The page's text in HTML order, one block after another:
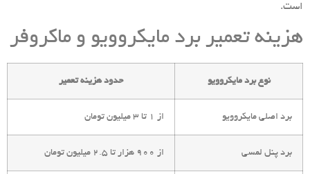
است.
هزینه تعمیر برد مایکروویو و ماکروفر
نوع برد مایکروویو حدود هزینه تعمیر
برد اصلی مایکروویو از 1 تا 3 میلیون تومان
برد پنل لمسی از 900 هزار تا 2.5 میلیون تومان